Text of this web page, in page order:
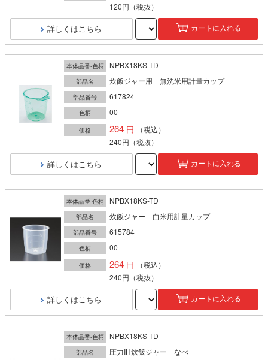
120円 （税抜）
詳しくはこちら カートに入れる
本体品番-色柄 NPBX18KS-TD
部品名 炊飯ジャー用 無洗米用計量カップ
部品番号 617824
色柄 00
価格 264
（税込）
240円 （税抜）
詳しくはこちら カートに入れる
本体品番-色柄 NPBX18KS-TD
部品名 炊飯ジャー 白米用計量カップ
部品番号 615784
色柄 00
価格 264
（税込）
240円 （税抜）
詳しくはこちら カートに入れる
本体品番-色柄 NPBX18KS-TD
部品名 圧力IH炊飯ジャー なべ